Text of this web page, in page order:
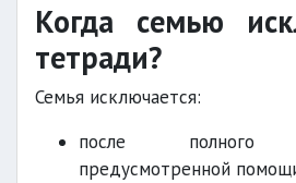
Когда семью
тетради?
Семья исключается:
после полного
предусмотренной